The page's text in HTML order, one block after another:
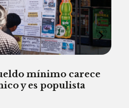
mínimo carece
y es populista